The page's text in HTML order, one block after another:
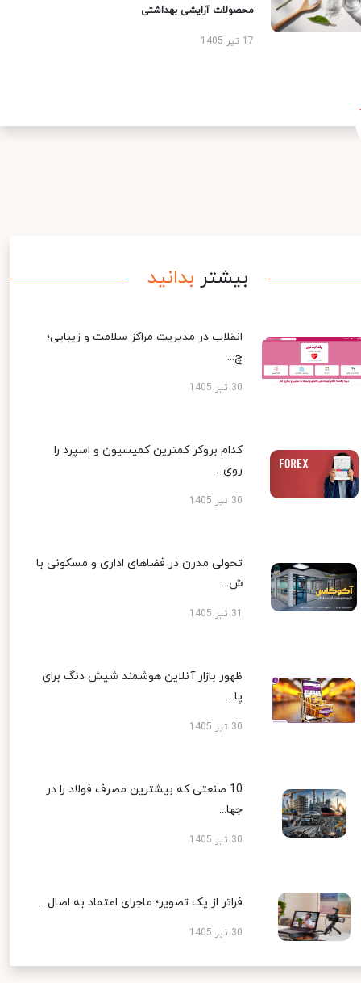
محصولات آرایشی بهداشتی
17 تیر 1405
بیشتر بدانید
انقلاب در مدیریت مراکز سلامت و زیبایی؛
چ...
30 تیر 1405
کدام بروکر کمترین کمیسیون و اسپرد را
روی...
30 تیر 1405
تحولی مدرن در فضاهای اداری و مسکونی با
ش...
ظهور بازار آنلاین هوشمند شیش دنگ برای
پا...
30 تیر 1405
10 صنعتی که بیشترین مصرف فولاد را در
جها...
30 تیر 1405
فراتر از یک تصویر؛ ماجرای اعتماد به اصال...
30 تیر 1405